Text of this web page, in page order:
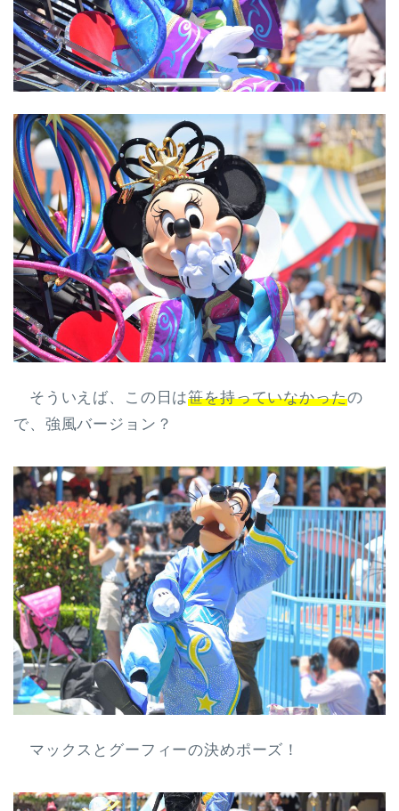
そういえば、この日は笹を持っていなかったの
で、強風バージョン？
マックスとグーフィーの決めポーズ！